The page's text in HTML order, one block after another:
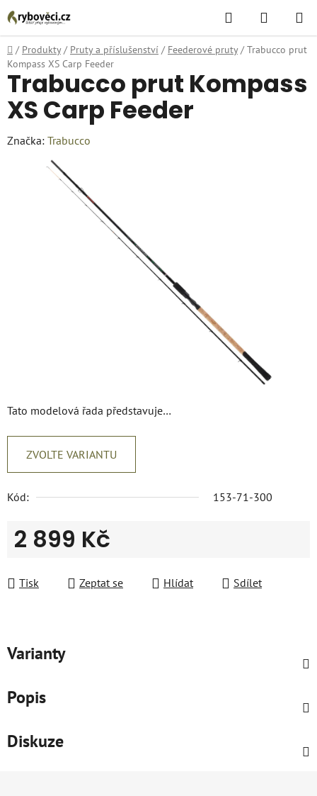
Přejít
na
obsah
Hledat
KOŠÍK
Domů
/ Produkty / Pruty a příslušenství / Feederové pruty / Trabucco prut
Kompass XS Carp Feeder
Tato modelová řada představuje…
ZVOLTE VARIANTU
Kód: 153-71-300
2 899 Kč
Tisk
Zeptat se Hlídat Sdílet
Trabucco prut Kompass
XS Carp Feeder
Značka: Trabucco
Varianty
Popis
Diskuze